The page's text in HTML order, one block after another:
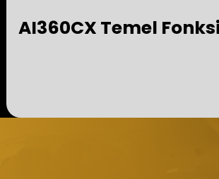
AI360CX Temel